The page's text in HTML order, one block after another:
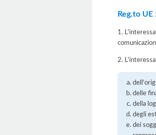
Reg.to
1.
2.
delle
della
degli
dei